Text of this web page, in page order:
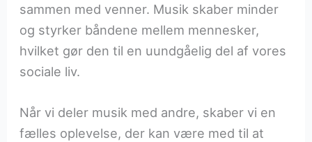
sammen med venner. Musik skaber minder
og styrker båndene mellem mennesker,
hvilket gør den til en uundgåelig del af vores
sociale liv.
Når vi deler musik med andre, skaber vi en
fælles oplevelse, der kan være med til at